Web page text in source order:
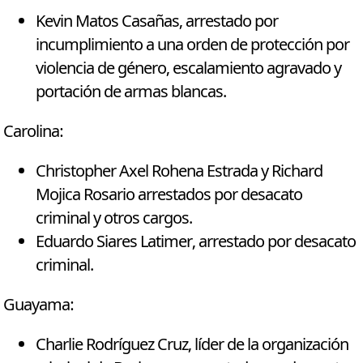
Kevin Matos Casañas, arrestado por
incumplimiento a una orden de protección por
violencia de género, escalamiento agravado y
portación de armas blancas.
Carolina:
Christopher Axel Rohena Estrada y Richard
Mojica Rosario arrestados por desacato
criminal y otros cargos.
Eduardo Siares Latimer, arrestado por desacato
criminal.
Guayama:
Charlie Rodríguez Cruz, líder de la organización